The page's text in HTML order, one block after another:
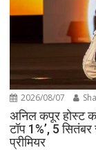
2026/08/07
अनिल कपूर होस्ट
टॉप 1%’, 5
प्रीमियर